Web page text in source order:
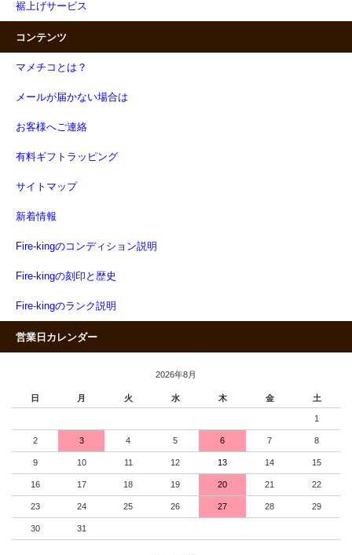
裾上げサービス
コンテンツ
マメチコとは？
メールが届かない場合は
お客様へご連絡
有料ギフトラッピング
サイトマップ
新着情報
Fire-kingのコンディション説明
Fire-kingの刻印と歴史
Fire-kingのランク説明
営業日カレンダー
2026年8月
日 月 火 水 木 金 土
1
2 3 4 5 6 7 8
9 10 11 12 13 14 15
16 17 18 19 20 21 22
23 24 25 26 27 28 29
30 31